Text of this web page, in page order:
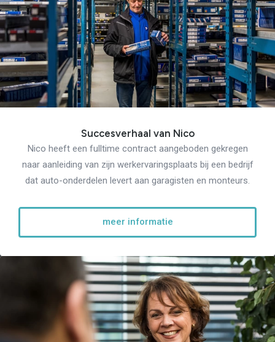
Succesverhaal van Nico
Nico heeft een fulltime contract aangeboden gekregen
naar aanleiding van zijn werkervaringsplaats bij een bedrijf
dat auto-onderdelen levert aan garagisten en monteurs.
meer informatie